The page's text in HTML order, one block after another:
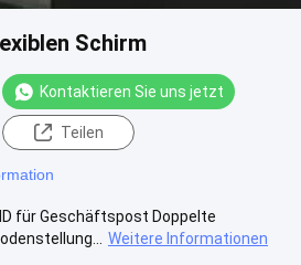
Schirm
Kontaktieren Sie uns jetzt
Teilen
für Geschäftspost Doppelte
Weitere Informationen